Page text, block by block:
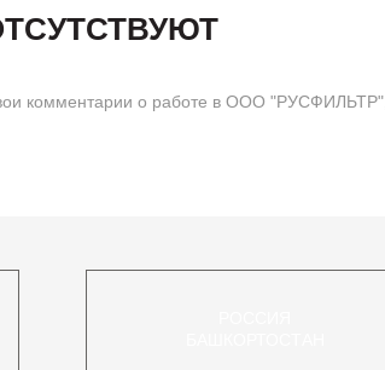
комментарии о работе в ООО "РУСФИЛЬТР",